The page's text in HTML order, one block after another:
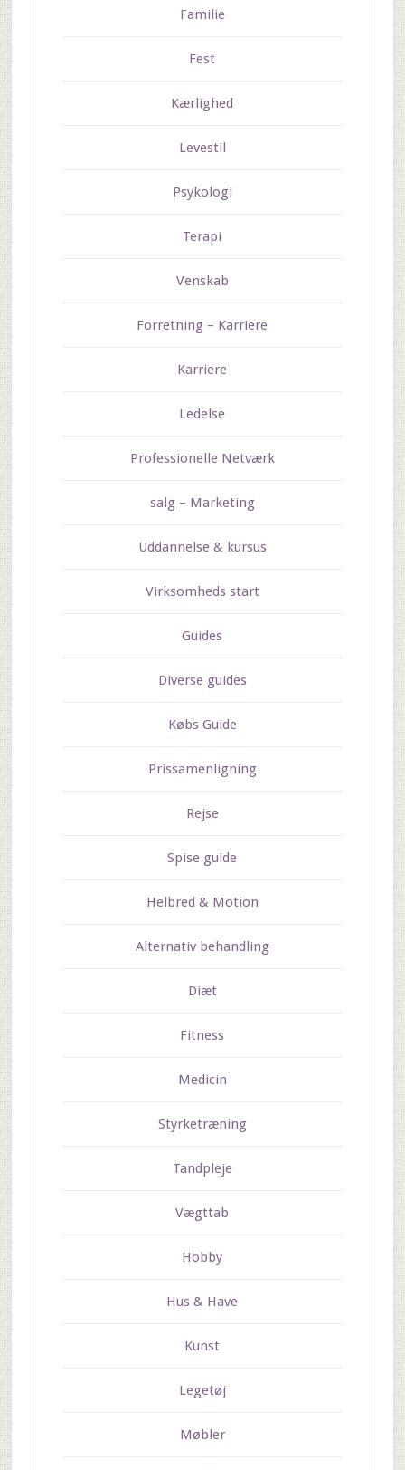
Familie
Fest
Kærlighed
Levestil
Psykologi
Terapi
Venskab
Forretning – Karriere
Karriere
Ledelse
Professionelle Netværk
salg – Marketing
Uddannelse & kursus
Virksomheds start
Guides
Diverse guides
Købs Guide
Prissamenligning
Rejse
Spise guide
Helbred & Motion
Alternativ behandling
Diæt
Fitness
Medicin
Styrketræning
Tandpleje
Vægttab
Hobby
Hus & Have
Kunst
Legetøj
Møbler